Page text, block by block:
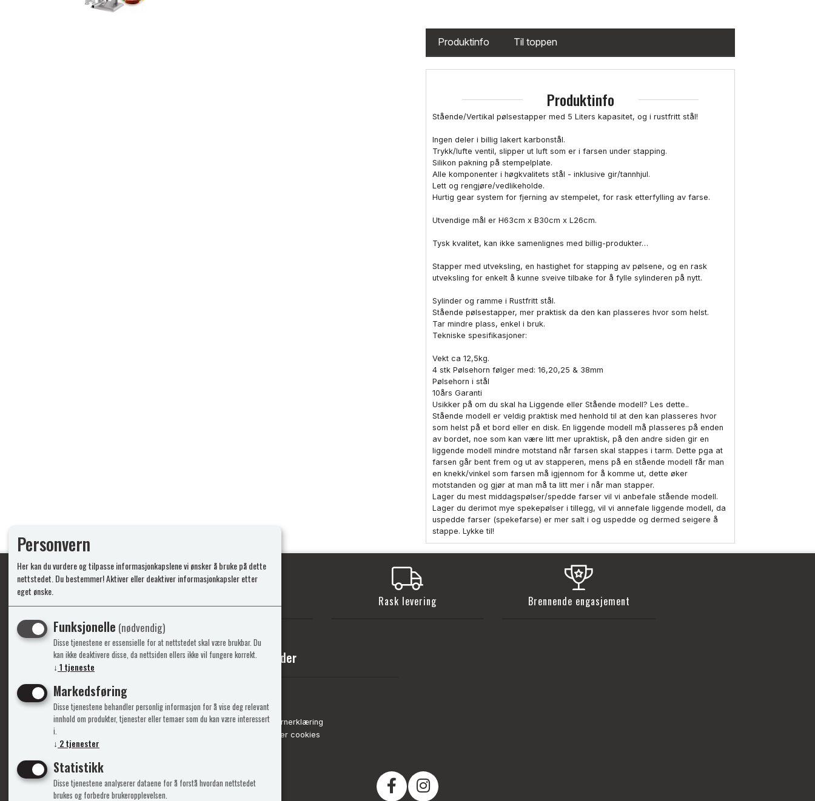
Produktinfo Til toppen
Produktinfo
Stående/Vertikal pølsestapper med 5 Liters kapasitet, og i rustfritt stål!
Ingen deler i billig lakert karbonstål.
Trykk/lufte ventil, slipper ut luft som er i farsen under stapping.
Silikon pakning på stempelplate.
Alle komponenter i høgkvalitets stål - inklusive gir/tannhjul.
Lett og rengjøre/vedlikeholde.
Hurtig gear system for fjerning av stempelet, for rask etterfylling av farse.
Utvendige mål er H63cm x B30cm x L26cm.
Tysk kvalitet, kan ikke samenlignes med billig-produkter…
Stapper med utveksling, en hastighet for stapping av pølsene, og en rask
utveksling for enkelt å kunne sveive tilbake for å fylle sylinderen på nytt.
Sylinder og ramme i Rustfritt stål.
Stående pølsestapper, mer praktisk da den kan plasseres hvor som helst.
Tar mindre plass, enkel i bruk.
Tekniske spesifikasjoner:
Vekt ca 12,5kg.
4 stk Pølsehorn følger med: 16,20,25 & 38mm
Pølsehorn i stål
10års Garanti
Usikker på om du skal ha Liggende eller Stående modell? Les dette..
Stående modell er veldig praktisk med henhold til at den kan plasseres hvor
som helst på et bord eller en disk. En liggende modell må plasseres på enden
av bordet, noe som kan være litt mer upraktisk, på den andre siden gir en
liggende modell mindre motstand når farsen skal stappes i tarm. Dette pga at
farsen går bent frem og ut av stapperen, mens på en stående modell får man
en knekk/vinkel som farsen må igjennom for å komme ut, dette øker
motstanden og gjør at man må ta litt mer i når man stapper.
Lager du mest middagspølser/spedde farser vil vi anbefale stående modell.
Lager du derimot mye spekepølser i tillegg, vil vi annefale liggende modell, da
uspedde farser (spekefarse) er mer salt i og uspedde og dermed seigere å
stappe. Lykke til!
Rask levering Brennende engasjement
Info
Kontakt Oss
Support&Service
Om Oss
Mine sider
Vilkår
Personvernerklæring
Administrer cookies
Personvern
Her kan du vurdere og tilpasse informasjonkapslene vi ønsker å bruke på dette
nettstedet. Du bestemmer! Aktiver eller deaktiver informasjonkapsler etter
eget ønske.
Funksjonelle (nødvendig)
Disse tjenestene er essensielle for at nettstedet skal være brukbar. Du
kan ikke deaktivere disse, da nettsiden ellers ikke vil fungere korrekt.
↓ 1 tjeneste
Markedsføring
Disse tjenestene behandler personlig informasjon for å vise deg relevant
innhold om produkter, tjenester eller temaer som du kan være interessert
i.
↓ 2tjenester
Statistikk
Disse tjenestene analyserer dataene for å forstå hvordan nettstedet
brukes og forbedre brukeropplevelsen.